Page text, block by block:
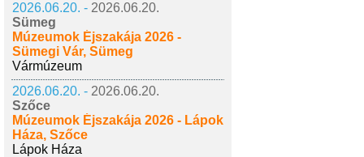
2026.06.20. - 2026.06.20.
Sümeg
Múzeumok Éjszakája 2026 -
Sümegi Vár, Sümeg
Vármúzeum
2026.06.20. - 2026.06.20.
Szőce
Múzeumok Éjszakája 2026 - Lápok
Háza, Szőce
Lápok Háza